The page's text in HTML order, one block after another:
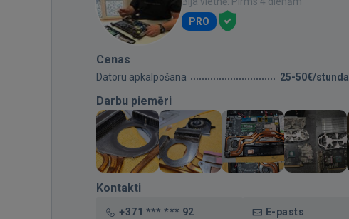
PRO
Cenas
Datoru apkalpošana 25-50€/stunda
Darbu piemēri
Kontakti
+371 *** *** 92 E-pasts